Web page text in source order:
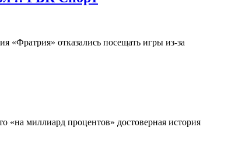
«Фратрия» отказались посещать игры из-за
«на миллиард процентов» достоверная история